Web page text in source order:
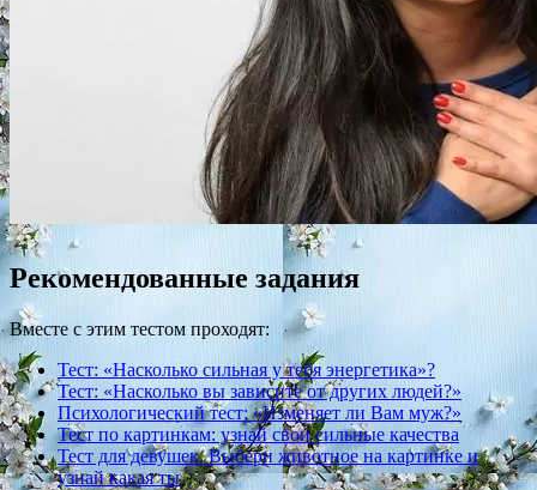
Рекомендованные задания
Вместе с этим тестом проходят:
Тест: «Насколько сильная у тебя энергетика»?
Тест: «Насколько вы зависите от других людей?»
Психологический тест: «Изменяет ли Вам муж?»
Тест по картинкам: узнай свои сильные качества
Тест для девушек. Выбери животное на картинке и
узнай какая ты